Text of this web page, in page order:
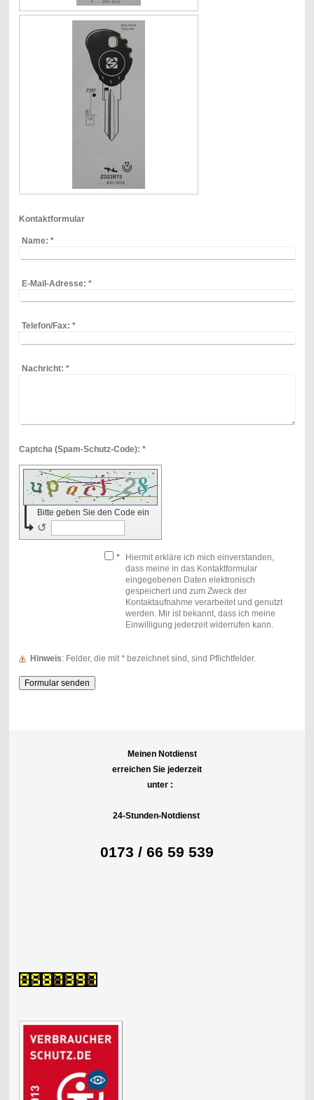
Kontaktformular
Name: *
E-Mail-Adresse: *
Telefon/Fax: *
Nachricht: *
Captcha (Spam-Schutz-Code): *
Bitte geben Sie den Code ein
↺
*
Hiermit erkläre ich mich einverstanden,
dass meine in das Kontaktformular
eingegebenen Daten elektronisch
gespeichert und zum Zweck der
Kontaktaufnahme verarbeitet und genutzt
werden. Mir ist bekannt, dass ich meine
Einwilligung jederzeit widerrufen kann.
Hinweis : Felder, die mit *bezeichnet sind, sind Pflichtfelder.
Meinen Notdienst
erreichen Sie jederzeit
unter :
24-Stunden-Notdienst
0173 / 66 59 539